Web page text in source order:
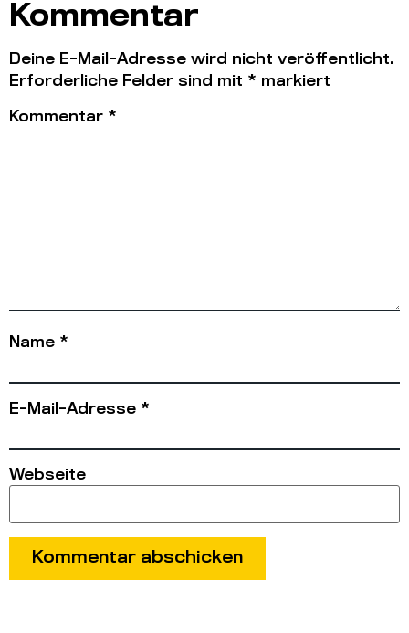
Kommentar
Deine E-Mail-Adresse wird nicht veröffentlicht.
Erforderliche Felder sind mit * markiert
Kommentar *
Name *
E-Mail-Adresse *
Webseite